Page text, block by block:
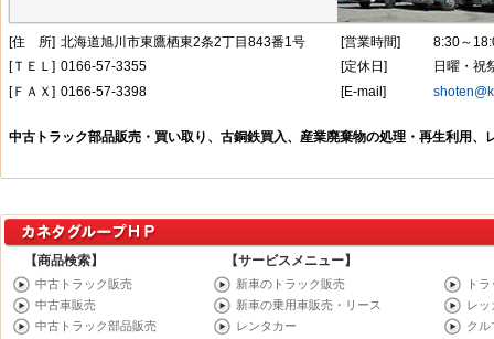
【商品検索】
中古トラック販売
中古車販売
中古トラック部品販売
【サービスメニュー】
新車のトラック販売
新車の乗用車販売・リース
レンタカー
ト
レッ
クル